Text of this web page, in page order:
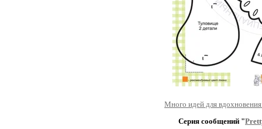
Много идей для
Серия сообщений "